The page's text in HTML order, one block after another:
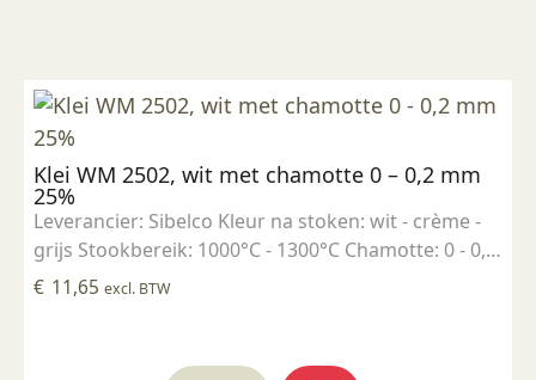
Klei WM 2502, wit met chamotte 0 – 0,2 mm
25%
Leverancier: Sibelco Kleur na stoken: wit - crème -
grijs Stookbereik: 1000°C - 1300°C Chamotte: 0 - 0,2
mm, 25% Toepassing: Boetseerklei Droogkrimp:
1240°C - 2% @ 1280°C - 1,0%
€ 11,65 excl. BTW